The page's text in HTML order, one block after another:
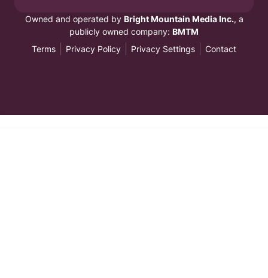
Owned and operated by Bright Mountain Media Inc., a
publicly owned company: BMTM
Terms
Privacy Policy Privacy Settings Contact